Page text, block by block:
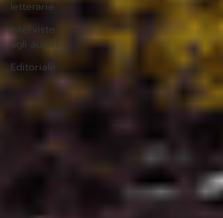
letterarie
Interviste
agli autori
Editoriale